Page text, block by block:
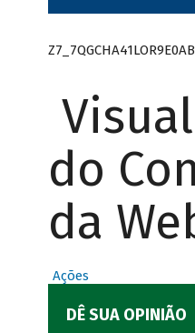
do
da
Ações
DÊ SUA OPINIÃO